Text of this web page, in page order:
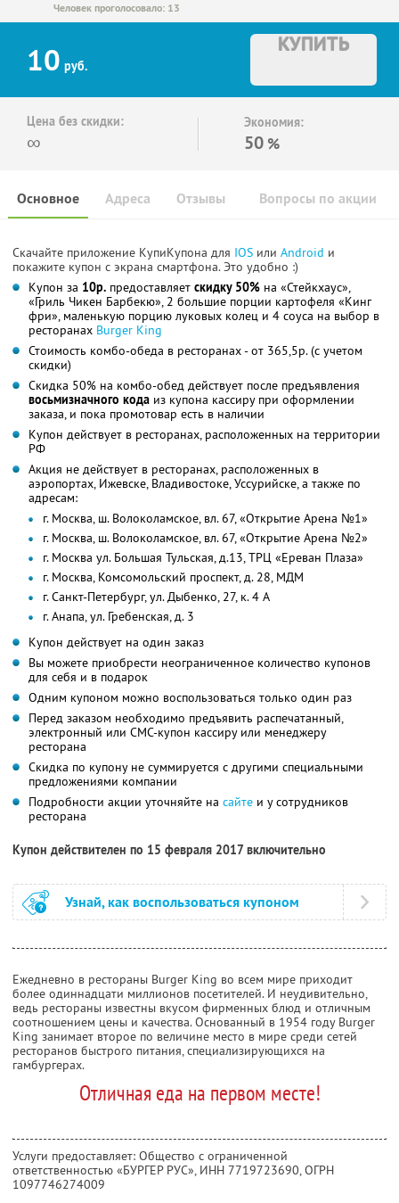
Человек проголосовало: 13
10 руб.
КУПИТЬ
Цена без скидки:
∞
Экономия:
50 %
Основное Отзывы Вопросы по акции
Адреса
Скачайте приложение КупиКупона для IOS или Android и
покажите купон с экрана смартфона. Это удобно :)
Купон за 10р. предоставляет скидку 50% на «Стейкхаус»,
«Гриль Чикен Барбекю», 2 большие порции картофеля «Кинг
фри», маленькую порцию луковых колец и 4 соуса на выбор в
ресторанах Burger King
Стоимость комбо-обеда в ресторанах - от 365,5р. (с учетом
скидки)
Скидка 50% на комбо-обед действует после предъявления
восьмизначного кода из купона кассиру при оформлении
заказа, и пока промотовар есть в наличии
Купон действует в ресторанах, расположенных на территории
РФ
Акция не действует в ресторанах, расположенных в
аэропортах, Ижевске, Владивостоке, Уссурийске, а также по
адресам:
г. Москва, ш. Волоколамское, вл. 67, «Открытие Арена №1»
г. Москва, ш. Волоколамское, вл. 67, «Открытие Арена №2»
г. Москва ул. Большая Тульская, д.13, ТРЦ «Ереван Плаза»
г. Москва, Комсомольский проспект, д. 28, МДМ
г. Санкт-Петербург, ул. Дыбенко, 27, к. 4 А
г. Анапа, ул. Гребенская, д. 3
Купон действует на один заказ
Вы можете приобрести неограниченное количество купонов
для себя и в подарок
Одним купоном можно воспользоваться только один раз
Перед заказом необходимо предъявить распечатанный,
электронный или СМС-купон кассиру или менеджеру
ресторана
Скидка по купону не суммируется с другими специальными
предложениями компании
Подробности акции уточняйте на сайте и у сотрудников
ресторана
Купон действителен по 15 февраля 2017 включительно
Узнай, как воспользоваться купоном
Ежедневно в рестораны Burger King во всем мире приходит
более одиннадцати миллионов посетителей. И неудивительно,
ведь рестораны известны вкусом фирменных блюд и отличным
соотношением цены и качества. Основанный в 1954 году Burger
King занимает второе по величине место в мире среди сетей
ресторанов быстрого питания, специализирующихся на
гамбургерах.
Отличная еда на первом месте!
Услуги предоставляет: Общество с ограниченной
ответственностью «БУРГЕР РУС», ИНН 7719723690, ОГРН
1097746274009